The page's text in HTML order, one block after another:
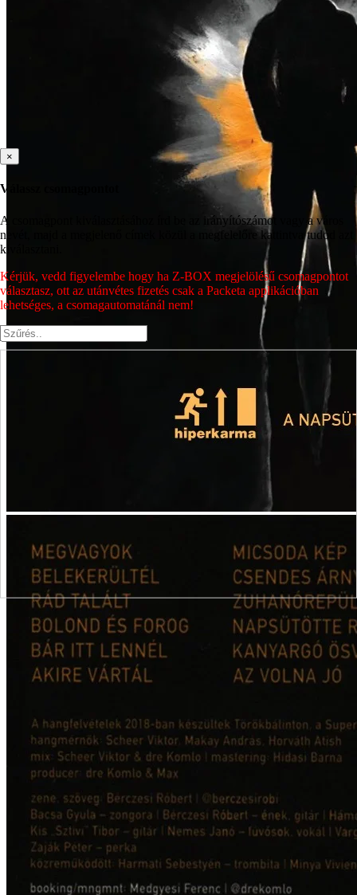
×
Válassz csomagpontot
A csomagpont kiválasztásához írd be az irányítószámot vagy a város
nevét, majd a megjelenő címek közül a megfelelőre kattintva tudod azt
kiválasztani.
Kérjük, vedd figyelembe hogy ha Z-BOX megjelölésű csomagpontot
választasz, ott az utánvétes fizetés csak a Packeta applikációban
lehetséges, a csomagautomatánál nem!